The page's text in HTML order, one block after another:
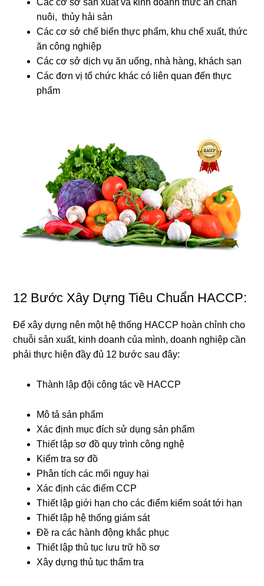
Các cơ sở sản xuất và kinh doanh thức ăn chăn
nuôi, thủy hải sản
Các cơ sở chế biến thực phẩm, khu chế xuất, thức
ăn công nghiệp
Các cơ sở dịch vụ ăn uống, nhà hàng, khách sạn
Các đơn vị tổ chức khác có liên quan đến thực
phẩm
12 Bước Xây Dựng Tiêu Chuẩn HACCP:
Để xây dựng nên một hệ thống HACCP hoàn chỉnh cho
chuỗi sản xuất, kinh doanh của mình, doanh nghiệp cần
phải thực hiện đầy đủ 12 bước sau đây:
Thành lập đội công tác về HACCP
Mô tả sản phẩm
Xác định mục đích sử dụng sản phẩm
Thiết lập sơ đồ quy trình công nghệ
Kiểm tra sơ đồ
Phân tích các mối nguy hại
Xác định các điểm CCP
Thiết lập giới hạn cho các điểm kiểm soát tới hạn
Thiết lập hệ thống giám sát
Đề ra các hành động khắc phục
Thiết lập thủ tục lưu trữ hồ sơ
Xây dựng thủ tục thẩm tra